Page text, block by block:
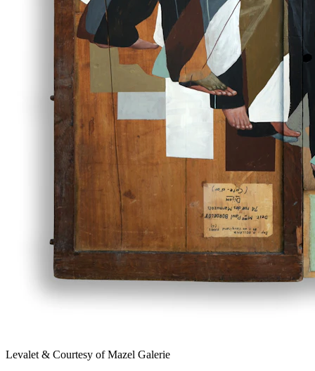
Levalet & Courtesy of Mazel Galerie